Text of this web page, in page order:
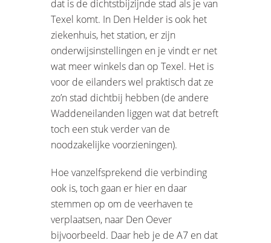
dat is de dichtstbijzijnde stad als je van
Texel komt. In Den Helder is ook het
ziekenhuis, het station, er zijn
onderwijsinstellingen en je vindt er net
wat meer winkels dan op Texel. Het is
voor de eilanders wel praktisch dat ze
zo’n stad dichtbij hebben (de andere
Waddeneilanden liggen wat dat betreft
toch een stuk verder van de
noodzakelijke voorzieningen).
Hoe vanzelfsprekend die verbinding
ook is, toch gaan er hier en daar
stemmen op om de veerhaven te
verplaatsen, naar Den Oever
bijvoorbeeld. Daar heb je de A7 en dat